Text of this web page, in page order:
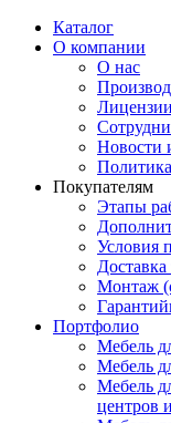
Каталог
О компании
О нас
Новости
Покупателям
Этапы
Условия
Доставка
Монтаж
Портфолио
Мебель
Мебель
Мебель
центров